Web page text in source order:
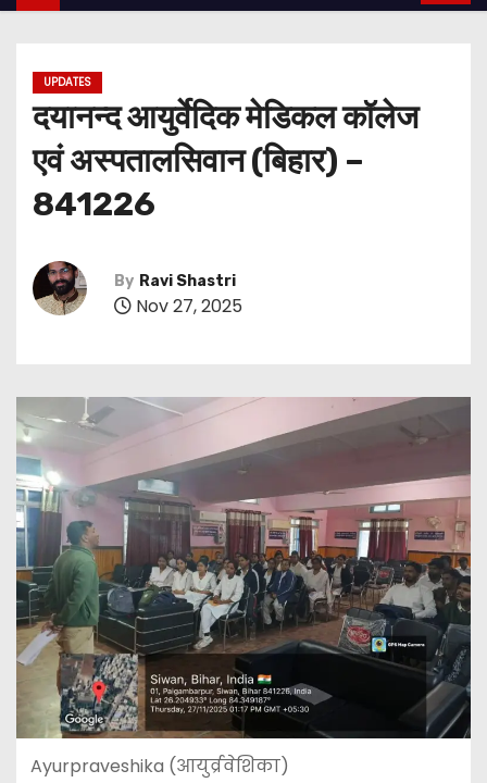
UPDATES
दयानन्द आयुर्वेदिक मेडिकल कॉलेज
एवं अस्पतालसिवान (बिहार) –
841226
By Ravi Shastri
Nov 27, 2025
Ayurpraveshika (आयुर्व्रवेशिका)